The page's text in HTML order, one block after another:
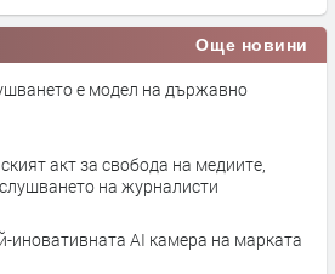
Още новини
е модел на държавно
акт за свобода на медиите,
на журналисти
иновативната AI камера на марката